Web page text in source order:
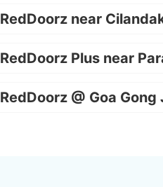
RedDoorz near
RedDoorz Plus near
RedDoorz @ Goa